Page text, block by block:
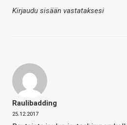
Kirjaudu sisään vastataksesi
Raulibadding
25.12.2017